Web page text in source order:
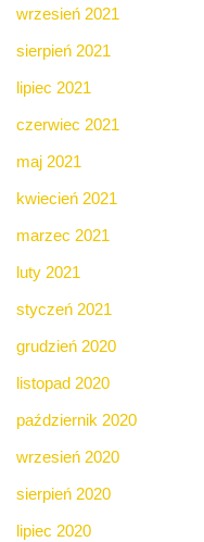
wrzesień 2021
sierpień 2021
lipiec 2021
czerwiec 2021
maj 2021
kwiecień 2021
marzec 2021
luty 2021
styczeń 2021
grudzień 2020
listopad 2020
październik 2020
wrzesień 2020
sierpień 2020
lipiec 2020